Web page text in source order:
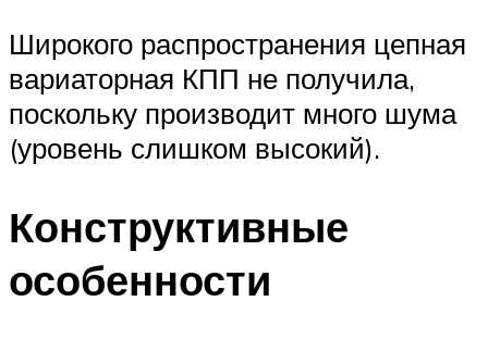
Широкого распространения цепная
вариаторная КПП не получила,
поскольку производит много шума
(уровень слишком высокий).
Конструктивные
особенности